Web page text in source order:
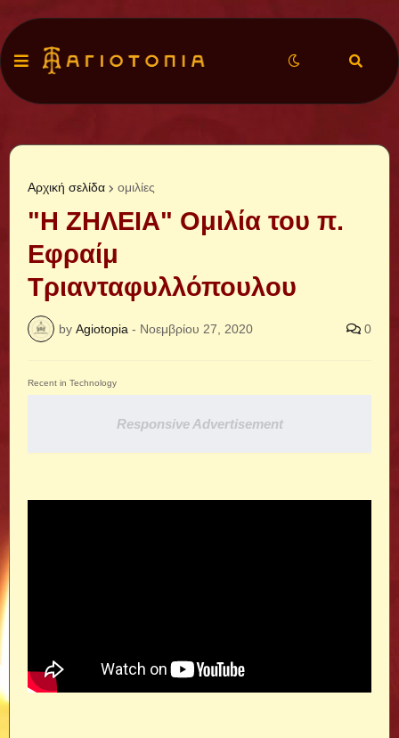
Αρχική σελίδα ομιλίες
"Η ΖΗΛΕΙΑ" Ομιλία του π.
Εφραίμ
Τριανταφυλλόπουλου
by Agiotopia - Νοεμβρίου 27, 2020 0
Recent in Technology
Responsive Advertisement